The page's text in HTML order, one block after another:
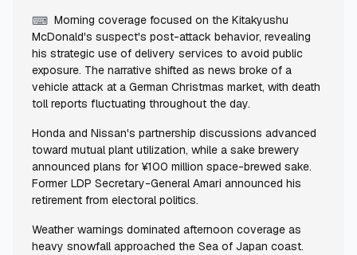
⌨ Morning coverage focused on the Kitakyushu
McDonald's suspect's post-attack behavior, revealing
his strategic use of delivery services to avoid public
exposure. The narrative shifted as news broke of a
vehicle attack at a German Christmas market, with death
toll reports fluctuating throughout the day.
Honda and Nissan's partnership discussions advanced
toward mutual plant utilization, while a sake brewery
announced plans for ¥100 million space-brewed sake.
Former LDP Secretary-General Amari announced his
retirement from electoral politics.
Weather warnings dominated afternoon coverage as
heavy snowfall approached the Sea of Japan coast.